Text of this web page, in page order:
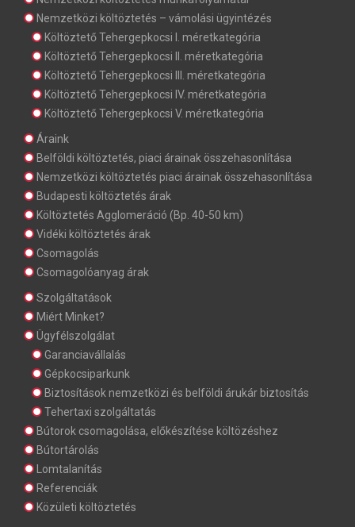
Nemzetközi költöztetés – vámolási ügyintézés
Költöztető Tehergepkocsi I. méretkategória
Költöztető Tehergepkocsi II. méretkategória
Költöztető Tehergepkocsi III. méretkategória
Költöztető Tehergepkocsi IV. méretkategória
Költöztető Tehergepkocsi V. méretkategória
Áraink
Belföldi költöztetés, piaci árainak összehasonlítása
Nemzetközi költöztetés piaci árainak összehasonlítása
Budapesti költöztetés árak
Költöztetés Agglomeráció (Bp. 40-50 km)
Vidéki költöztetés árak
Csomagolás
Csomagolóanyag árak
Szolgáltatások
Miért Minket?
Ügyfélszolgálat
Garanciavállalás
Gépkocsiparkunk
Biztosítások nemzetközi és belföldi árukár biztosítás
Tehertaxi szolgáltatás
Bútorok csomagolása, előkészítése költözéshez
Bútortárolás
Lomtalanítás
Referenciák
Közületi költöztetés